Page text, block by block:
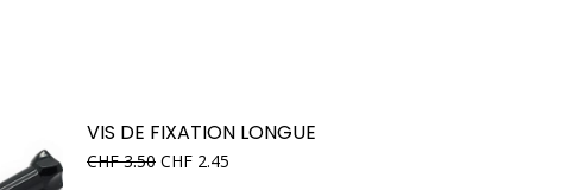
VIS DE FIXATION LONGUE
CHF3.50 CHF 2.45